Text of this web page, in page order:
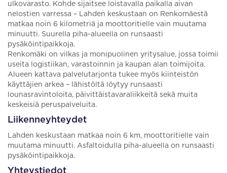
ulkovarasto. Kohde sijaitsee loistavalla paikalla aivan
nelostien varressa – Lahden keskustaan on Renkomäestä
matkaa noin 6 kilometriä ja moottoritielle vain muutama
minuutti. Suurella piha-alueella on runsaasti
pysäköintipaikkoja.
Renkomäki on vilkas ja monipuolinen yritysalue, jossa toimii
useita logistiikan, varastoinnin ja kaupan alan toimijoita.
Alueen kattava palvelutarjonta tukee myös kiinteistön
käyttäjien arkea – lähistöltä löytyy runsaasti
lounasravintoloita, päivittäistavaraliikkeitä sekä muita
keskeisiä peruspalveluita.
Liikenneyhteydet
Lahden keskustaan matkaa noin 6 km, moottoritielle vain
muutama minuutti. Asfaltoidulla piha-alueella on runsaasti
pysäköintipaikkoja.
Yhteystiedot